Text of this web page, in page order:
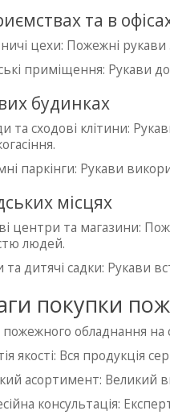
та в
цехи: Пожежні
приміщення: Рукави
будинках
та сходові клітини:
паркінги: Рукави
місцях
центри та магазини:
людей.
дитячі садки: Рукави
покупки
обладнання на
якості: Вся продукція
асортимент: Великий
консультація: